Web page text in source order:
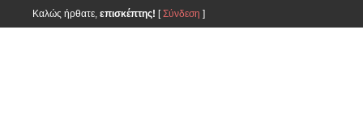
Καλώς ήρθατε, επισκέπτης! [Σύνδεση ]